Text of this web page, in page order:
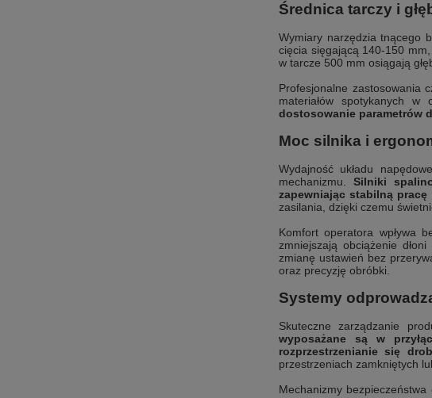
Średnica tarczy i
Wymiary narzędzia tnącego
cięcia sięgającą 140-150
w tarcze 500 mm osiągają
Profesjonalne zastosowania
materiałów spotykanych w
dostosowanie parametrów
Moc silnika i
Wydajność układu
mechanizmu. Silniki
zapewniając stabilną
zasilania, dzięki czemu
Komfort operatora wpływa
zmniejszają obciążenie
zmianę ustawień bez
oraz precyzję obróbki.
Systemy
Skuteczne zarządzanie
wyposażane są w
rozprzestrzenianie się
przestrzeniach zamkniętych
Mechanizmy